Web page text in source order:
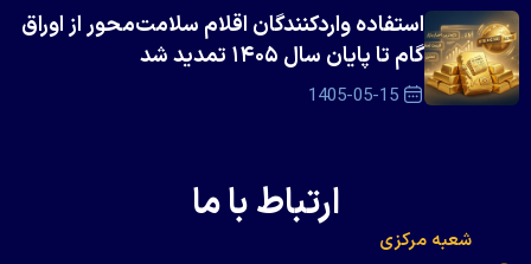
استفاده واردکنندگان اقلام سلامت‌محور از اوراق
گام تا پایان سال ۱۴۰۵ تمدید شد
1405-05-15
ارتباط با ما
شعبه مرکزی